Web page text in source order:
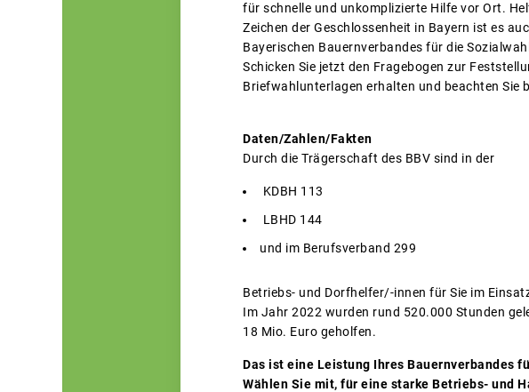
für schnelle und unkomplizierte Hilfe vor Ort.
Zeichen der Geschlossenheit in Bayern ist es
Bayerischen Bauernverbandes für die
Schicken Sie jetzt den Fragebogen zur
Briefwahlunterlagen erhalten und beachten Sie
Daten/Zahlen/Fakten
Durch die Trägerschaft des BBV sind in der
KDBH 113
LBHD 144
und im Berufsverband 299
Betriebs- und Dorfhelfer/-innen für Sie im
Im Jahr 2022 wurden rund 520.000 Stunden
18 Mio. Euro geholfen.
Das ist eine Leistung Ihres Bauernverbandes
Wählen Sie mit, für eine starke Betriebs- und